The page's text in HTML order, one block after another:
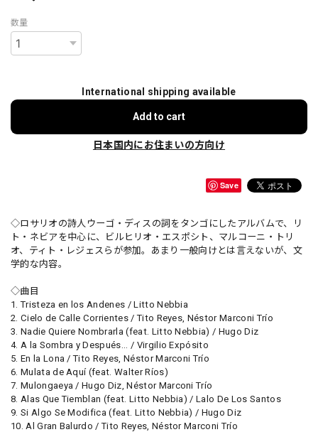
数量
International shipping available
Add to cart
日本国内にお住まいの方向け
Save
◇ロサリオの詩人ウーゴ・ディスの詞をタンゴにしたアルバムで、リ
ト・ネビアを中心に、ビルヒリオ・エスポシト、マルコーニ・トリ
オ、ティト・レジェスらが参加。あまり一般向けとは言えないが、文
学的な内容。
◇曲目
1. Tristeza en los Andenes / Litto Nebbia
2. Cielo de Calle Corrientes / Tito Reyes, Néstor Marconi Trío
3. Nadie Quiere Nombrarla (feat. Litto Nebbia) / Hugo Diz
4. A la Sombra y Después... / Virgilio Expósito
5. En la Lona / Tito Reyes, Néstor Marconi Trío
6. Mulata de Aquí (feat. Walter Ríos)
7. Mulongaeya / Hugo Diz, Néstor Marconi Trío
8. Alas Que Tiemblan (feat. Litto Nebbia) / Lalo De Los Santos
9. Si Algo Se Modifica (feat. Litto Nebbia) / Hugo Diz
10. Al Gran Balurdo / Tito Reyes, Néstor Marconi Trío